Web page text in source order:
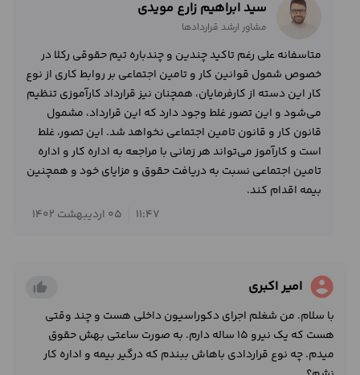
سید ابراهیم زارع مویدی
مشاور ارشد قراردادها
متاسفانه علی رغم تاکید چندین و چندباره تیم حقوقی رکلا در
خصوص شمول قوانین کار و تامین اجتماعی بر روابط کاری از نوع
کار این دسته از کارفرمایان، همچنان نیز قرارداد کارآموزی تنظیم
می‌شود و این تصور غلط وجود دارد که این قرارداد، مشمول
قانون کار و قانون تامین اجتماعی نخواهد شد. این تصور، غلط
است و کارآموز می‌تواند هر زمانی با مراجعه به اداره کار و اداره
تامین اجتماعی نسبت به دریافت حقوق و مزایای خود و همچنین
بیمه اقدام کند.
11:47
05 اردیبهشت 1402
account_circle امیر اکبری thumb_up_alt
با سلام. من شغلم اجرای دکوراسیون داخلی هست و چند وقتی
هست که یک نیرو 15 ساله دارم. به صورت ساعتی بهش حقوق
میدم. چه نوع قراردادی باهاش ببندم که درگیر بیمه و اداره کار